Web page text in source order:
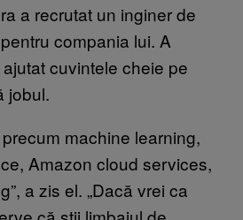
a recrutat un inginer de
pentru compania lui. A
cuvintele cheie pe
jobul.
machine learning,
Amazon cloud services,
a zis el. „Dacă vrei ca